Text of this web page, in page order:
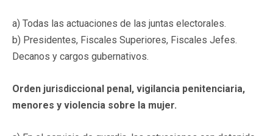
a) Todas las actuaciones de las juntas electorales.
b) Presidentes, Fiscales Superiores, Fiscales Jefes.
Decanos y cargos gubernativos.
Orden jurisdiccional penal, vigilancia penitenciaria,
menores y violencia sobre la mujer.